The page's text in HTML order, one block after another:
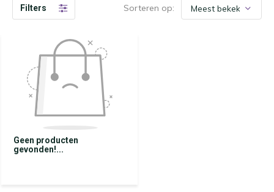
Filters Sorteren op:
Geen producten
gevonden!...